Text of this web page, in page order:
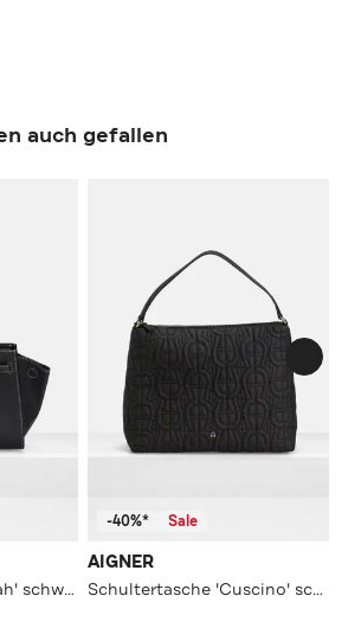
auch gefallen
Schultertasche 'Farah' schwarz
-40%* Sale
AIGNER
Schultertasche 'Cuscino' schwarz